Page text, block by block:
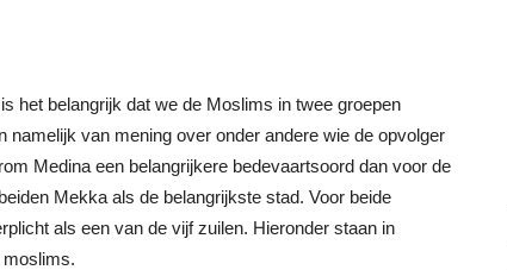
het belangrijk dat we de Moslims in twee groepen
namelijk van mening over onder andere wie de opvolger
Medina een belangrijkere bedevaartsoord dan voor de
Mekka als de belangrijkste stad. Voor beide
als een van de vijf zuilen. Hieronder staan in
moslims.